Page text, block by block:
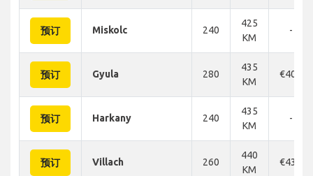
预订 Miskolc 240
425
KM
-
预订 Gyula 280
435
KM
€403
预订 Harkany 240
435
KM
-
预订 Villach 260
440
KM
€436